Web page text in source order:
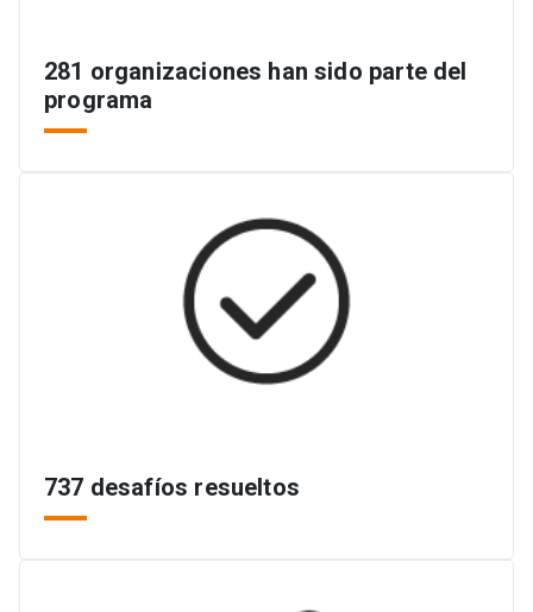
281 organizaciones han sido parte del
programa
737 desafíos resueltos